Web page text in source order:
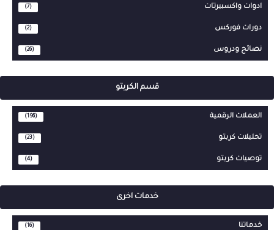
ادوات واكسبيرتات (7)
دورات فوركس (2)
نصائح ودروس (26)
قسم الكربتو
العملات الرقمية (196)
تحليلات كربتو (23)
توصيات كربتو (4)
خدمات اخرى
خدماتنا (16)